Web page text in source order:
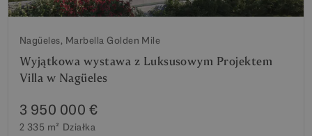
Nagüeles, Marbella Golden Mile
Wyjątkowa wystawa z Luksusowym Projektem
Villa w Nagüeles
3 950 000 €
2 335 m² Działka